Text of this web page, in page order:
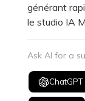
générant
le studio IA
Ask AI for a
ChatGPT